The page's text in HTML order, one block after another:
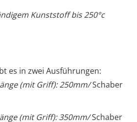
Kunststoff bis 250°c
es in zwei Ausführungen:
(mit Griff): 250mm/Schaber
(mit Griff): 350mm/Schaber